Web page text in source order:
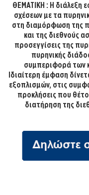
ΘΕΜΑΤΙΚΗ : Η διάλεξη
σχέσεων με τα
στη διαμόρφωση της
και της διεθνούς
προσεγγίσεις της
πυρηνικής
συμπεριφορά των
Ιδιαίτερη έμφαση
εξοπλισμών, στις
προκλήσεις που
διατήρηση της